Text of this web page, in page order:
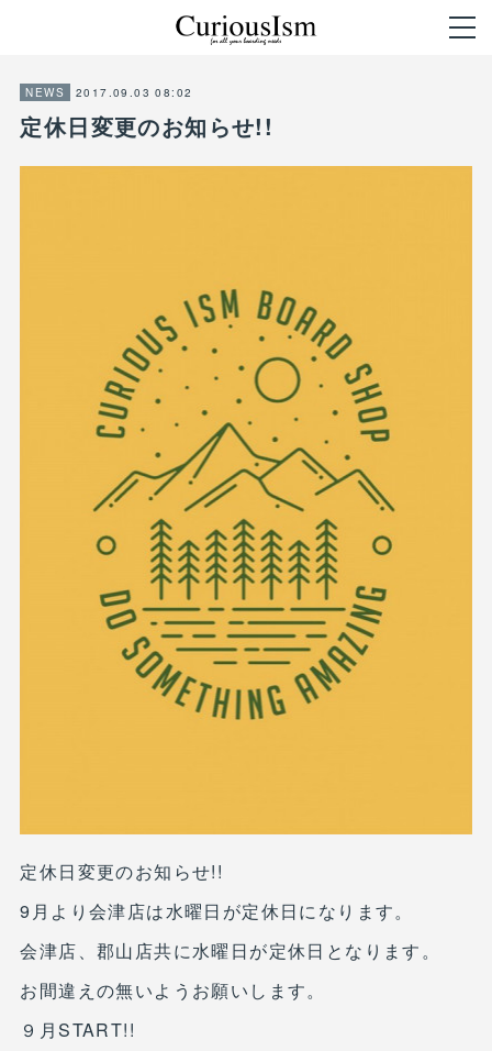
NEWS 2017.09.03 08:02
定休日変更のお知らせ!!
定休日変更のお知らせ!!
9月より会津店は水曜日が定休日になります。
会津店、郡山店共に水曜日が定休日となります。
お間違えの無いようお願いします。
９月START!!